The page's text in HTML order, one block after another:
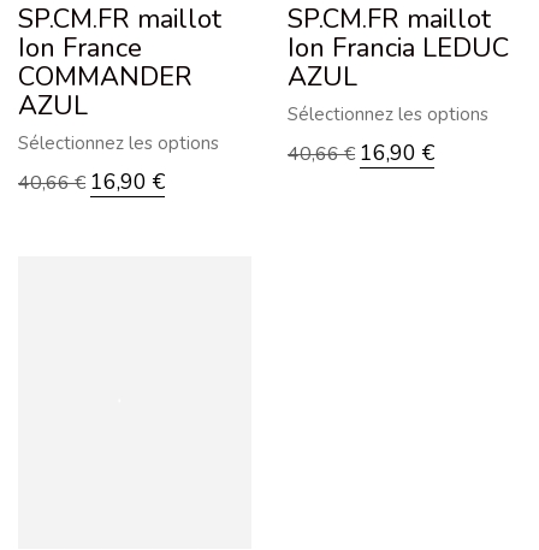
SP.CM.FR maillot
Ion France
COMMANDER
AZUL
Sélectionnez les options
40,66€ 16,90 €
SP.CM.FR maillot
Ion Francia LEDUC
AZUL
Sélectionnez les options
40,66€ 16,90 €